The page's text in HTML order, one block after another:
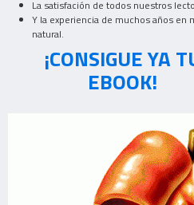
La satisfación de todos nuestros
Y la experiencia de muchos años en
natural.
¡CONSIGUE YA
EBOOK!